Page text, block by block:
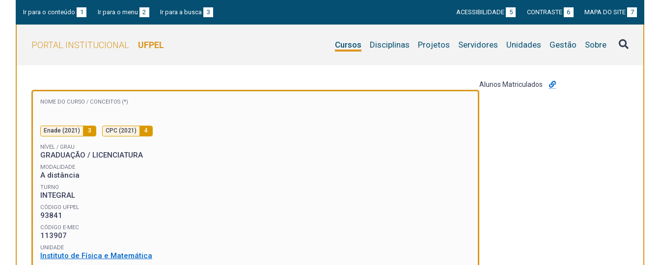
Ir para o conteúdo 1 Ir para o menu 2 Ir para a busca 3 ACESSIBILIDADE 5 CONTRASTE 6 MAPA DO SITE 7
PORTAL INSTITUCIONAL UFPEL Cursos Disciplinas Projetos Servidores Unidades Gestão Sobre
NOME DO CURSO / CONCEITOS (*)
Enade (2021) 3 CPC (2021) 4
NÍVEL / GRAU
GRADUAÇÃO / LICENCIATURA
MODALIDADE
A distância
TURNO
INTEGRAL
CÓDIGO UFPEL
93841
CÓDIGO E-MEC
113907
UNIDADE
Instituto de Física e Matemática
Alunos Matriculados